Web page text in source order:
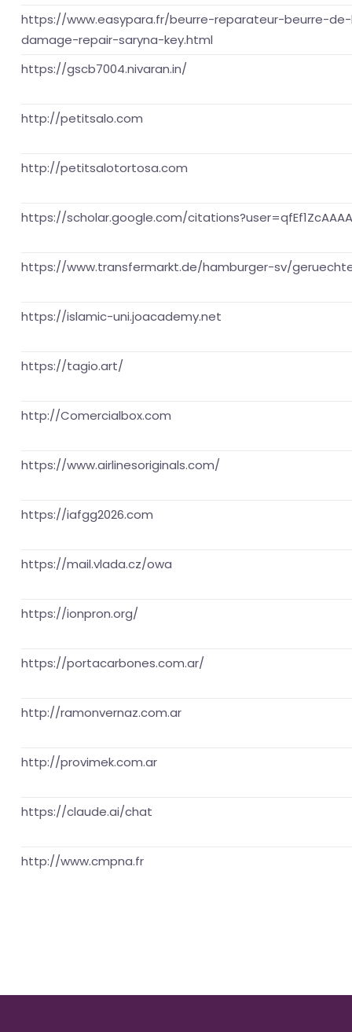
https://www.easypara.fr/beurre-reparateur-beurre-
damage-repair-saryna-key.html
https://gscb7004.nivaran.in/
http://petitsalo.com
http://petitsalotortosa.com
https://scholar.google.com/
https://www.transfermarkt.de/hamburger-sv/
https://islamic-uni.joacademy.net
https://tagio.art/
http://Comercialbox.com
https://www.airlinesoriginals.com/
https://iafgg2026.com
https://mail.vlada.cz/owa
https://ionpron.org/
https://portacarbones.com.ar/
http://ramonvernaz.com.ar
http://provimek.com.ar
https://claude.ai/chat
http://www.cmpna.fr